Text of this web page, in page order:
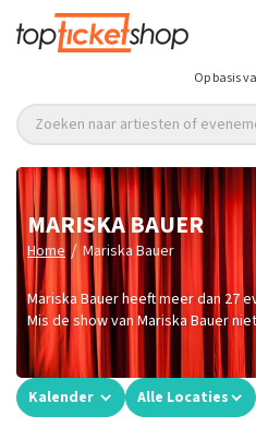
Op basis
Zoeken naar artiesten of
MARISKA BAUER
Home / Mariska Bauer
Mariska Bauer heeft meer dan 27
Mis de show van Mariska Bauer
Kalender Alle Locaties